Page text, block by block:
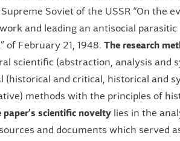
Soviet of the USSR “On the
and leading an antisocial
of February 21, 1948. The research
scientific (abstraction, analysis and
(historical and critical, historical and
methods with the principles of
paper’s scientific novelty lies in the
and documents which served